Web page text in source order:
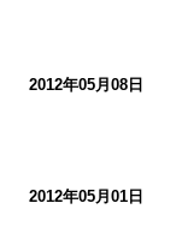
2012年05月08日
2012年05月01日